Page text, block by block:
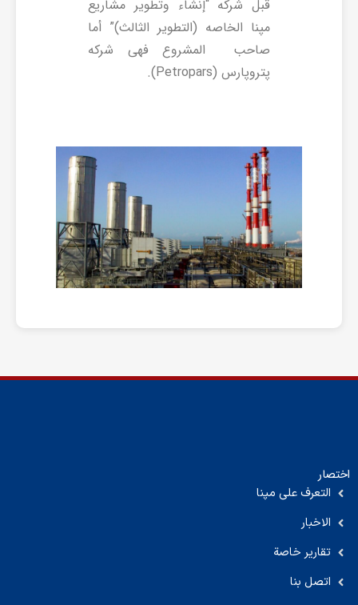
قبل شرکه “إنشاء وتطویر مشاریع
مپنا الخاصه (التطویر الثالث)” أما
صاحب المشروع فهی شرکه
پتروپارس (Petropars).
اختصار
التعرف على مپنا
الاخبار
تقارير خاصة
اتصل بنا